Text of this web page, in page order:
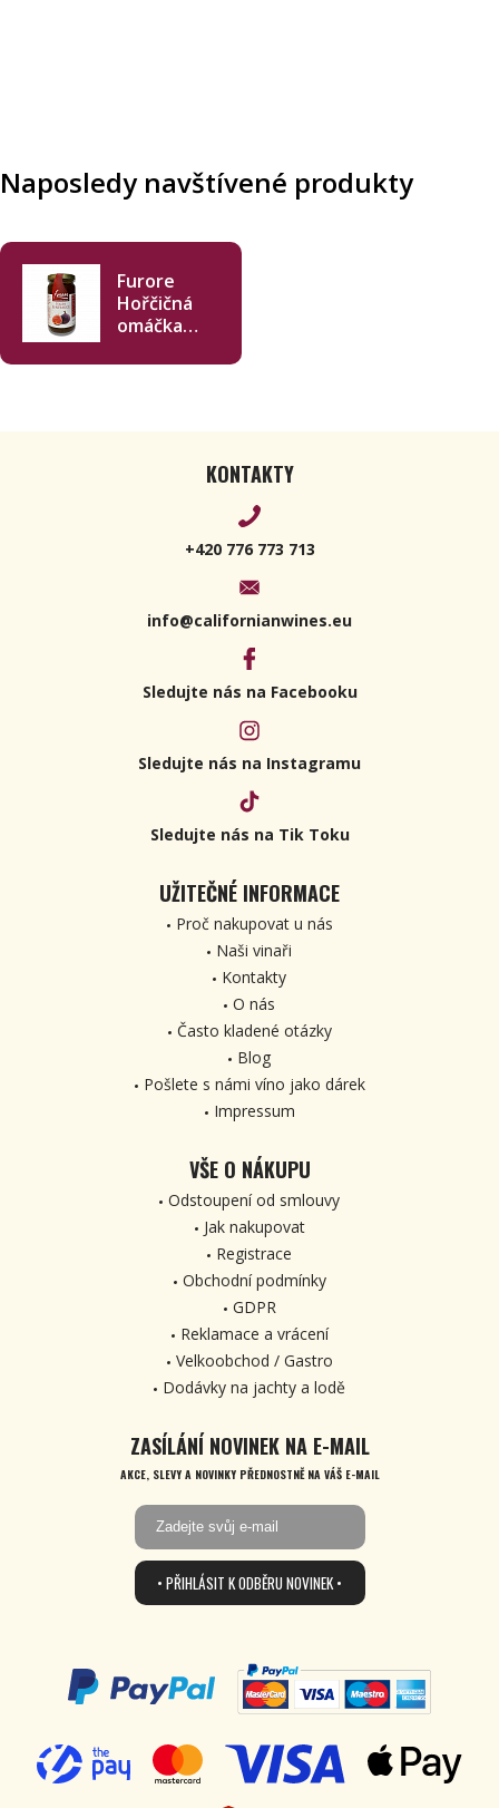
Naposledy navštívené produkty
Furore
Hořčičná
omáčka
g
KONTAKTY
+420 776 773 713
info@californianwines.eu
Sledujte nás na Facebooku
Sledujte nás na Instagramu
Sledujte nás na Tik Toku
UŽITEČNÉ INFORMACE
Proč nakupovat u nás
Naši vinaři
Kontakty
O nás
Často kladené otázky
Blog
Pošlete s námi víno jako dárek
Impressum
VŠE O NÁKUPU
Odstoupení od smlouvy
Jak nakupovat
Registrace
Obchodní podmínky
GDPR
Reklamace a vrácení
Velkoobchod / Gastro
Dodávky na jachty a lodě
ZASÍLÁNÍ NOVINEK NA E-MAIL
AKCE, SLEVY A NOVINKY PŘEDNOSTNĚ NA VÁŠ E-MAIL
• PŘIHLÁSIT K ODBĚRU NOVINEK •